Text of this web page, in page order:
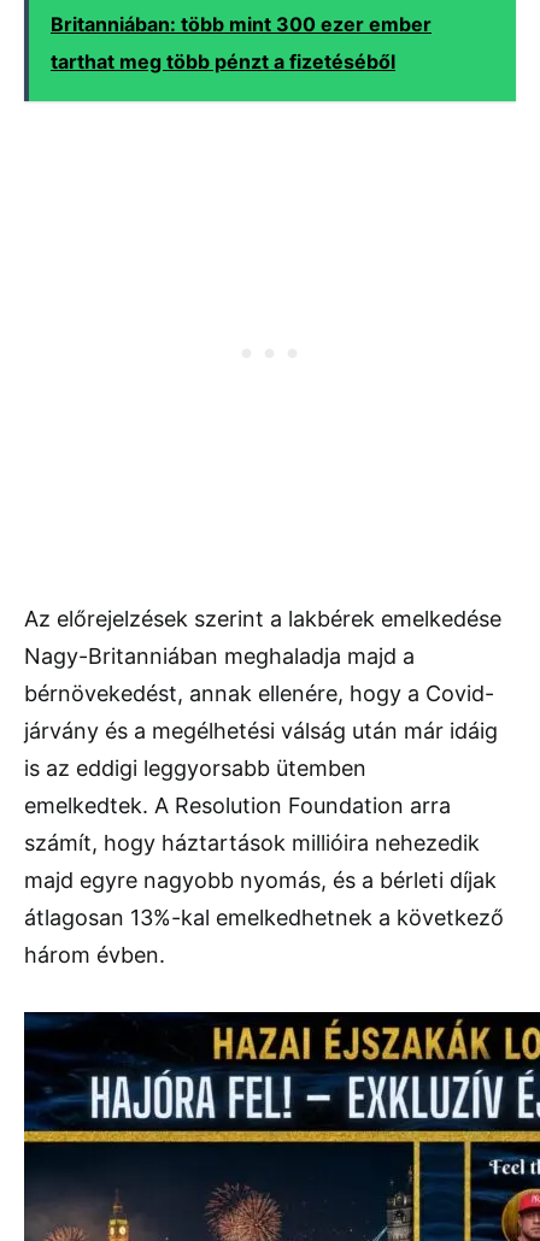
Britanniában: több mint 300 ezer ember
tarthat meg több pénzt a fizetéséből
Az előrejelzések szerint a lakbérek emelkedése
Nagy-Britanniában meghaladja majd a
bérnövekedést, annak ellenére, hogy a Covid-
járvány és a megélhetési válság után már idáig
is az eddigi leggyorsabb ütemben
emelkedtek. A Resolution Foundation arra
számít, hogy háztartások millióira nehezedik
majd egyre nagyobb nyomás, és a bérleti díjak
átlagosan 13%-kal emelkedhetnek a következő
három évben.